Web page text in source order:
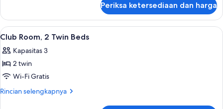
Bed
Club
Room,
1
Bed
Periksa ketersediaan dan harga
Lihat
semua
foto
untuk
Club
Room,
Tempat makan | 6 restoran;
1
Club Room, 2 Twin Beds
Kapasitas 3
2 twin
Wi-Fi Gratis
Rincian selengkapnya
Rincian